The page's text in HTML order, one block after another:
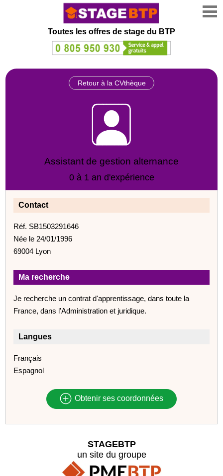
Toutes les offres de stage du BTP
Retour à la CVthèque
Assistant de gestion alternance
0 à 1 an d'expérience
Contact
Réf. SB1503291646
Née le 24/01/1996
69004 Lyon
Ma recherche
Je recherche un contrat d'apprentissage, dans toute la
France, dans l'Administration et juridique.
Langues
Français
Espagnol
Obtenir ses coordonnées
STAGEBTP
un site du groupe